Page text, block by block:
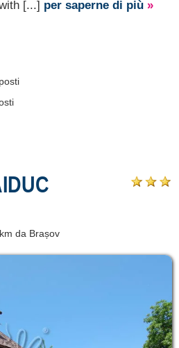
[...] per saperne di più »
da Brașov